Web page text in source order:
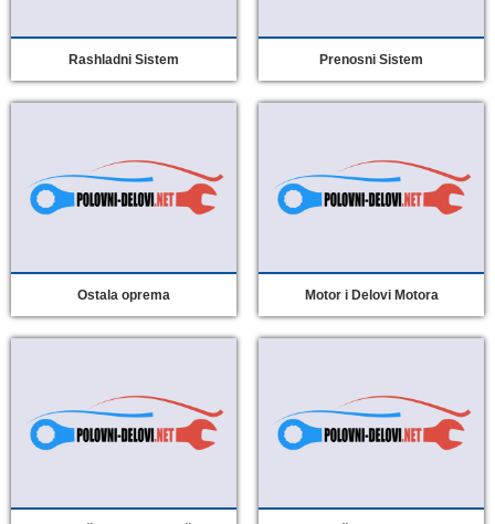
Rashladni Sistem Prenosni Sistem
Ostala oprema Motor i Delovi Motora